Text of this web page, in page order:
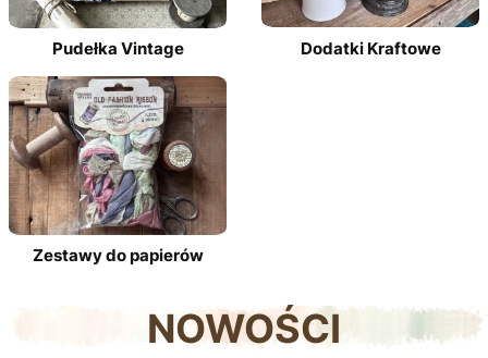
Pudełka Vintage Dodatki Kraftowe
Zestawy do papierów
NOWOŚCI